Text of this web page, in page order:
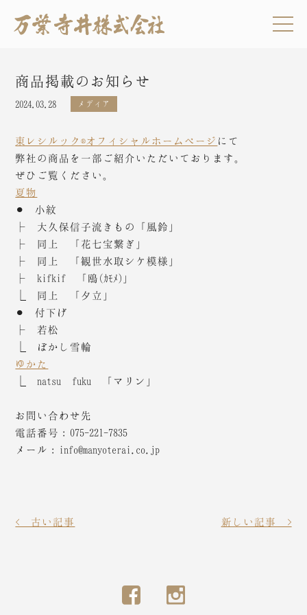
商品掲載のお知らせ
2024.03.28 メディア
東レシルック®︎オフィシャルホームページ にて
弊社の商品を一部ご紹介いただいております。
ぜひご覧ください。
夏物
⚫︎ 小紋
├ 大久保信子流きもの「風鈴」
├ 同上 「花七宝繋ぎ」
├ 同上 「観世水取シケ模様」
├ kifkif 「鴎(ｶﾓﾒ)」
⎿ 同上 「夕立」
⚫︎ 付下げ
├ 若松
⎿ ぼかし雪輪
ゆかた
⎿ natsu fuku 「マリン」
お問い合わせ先
電話番号：075-221-7835
メール：info@manyoterai.co.jp
< 古い記事 新しい記事 >